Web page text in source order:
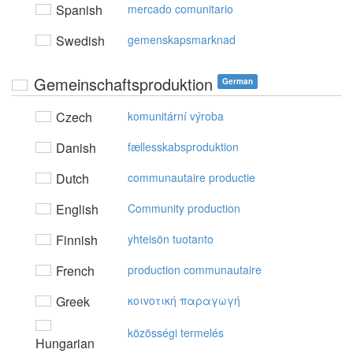
Spanish mercado comunitario
Swedish gemenskapsmarknad
Gemeinschaftsproduktion German
Czech komunitární výroba
Danish fællesskabsproduktion
Dutch communautaire productie
English Community production
Finnish yhteisön tuotanto
French production communautaire
Greek κoιvoτική παραγωγή
Hungarian
közösségi termelés